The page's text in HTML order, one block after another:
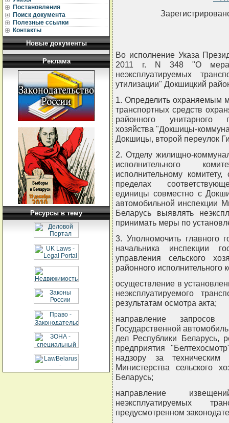
Постановления
Поиск документа
Полезные ссылки
Контакты
Новые документы
Реклама
Ресурсы в тему
Во исполнение Указа
2011 г. N 348 "О мерах
неэксплуатируемых
утилизации" Докшицкий
1. Определить охраняемым
транспортных средств
районного унитарного
хозяйства "Докшицы-
Докшицы, второй переулок
2. Отделу жилищно-
исполнительного
исполнительному
пределах
единицы совместно с
автомобильной инспекции
Беларусь выявлять
принимать меры по
3. Уполномочить главного
начальника инспекции
управления сельского
районного исполнительного
осуществление в
неэксплуатируемого
результатам осмотра акта;
направление запросов
Государственной
дел Республики Беларусь,
предприятия
надзору за
Министерства сельского
Беларусь;
направление
неэксплуатируемых
предусмотренном